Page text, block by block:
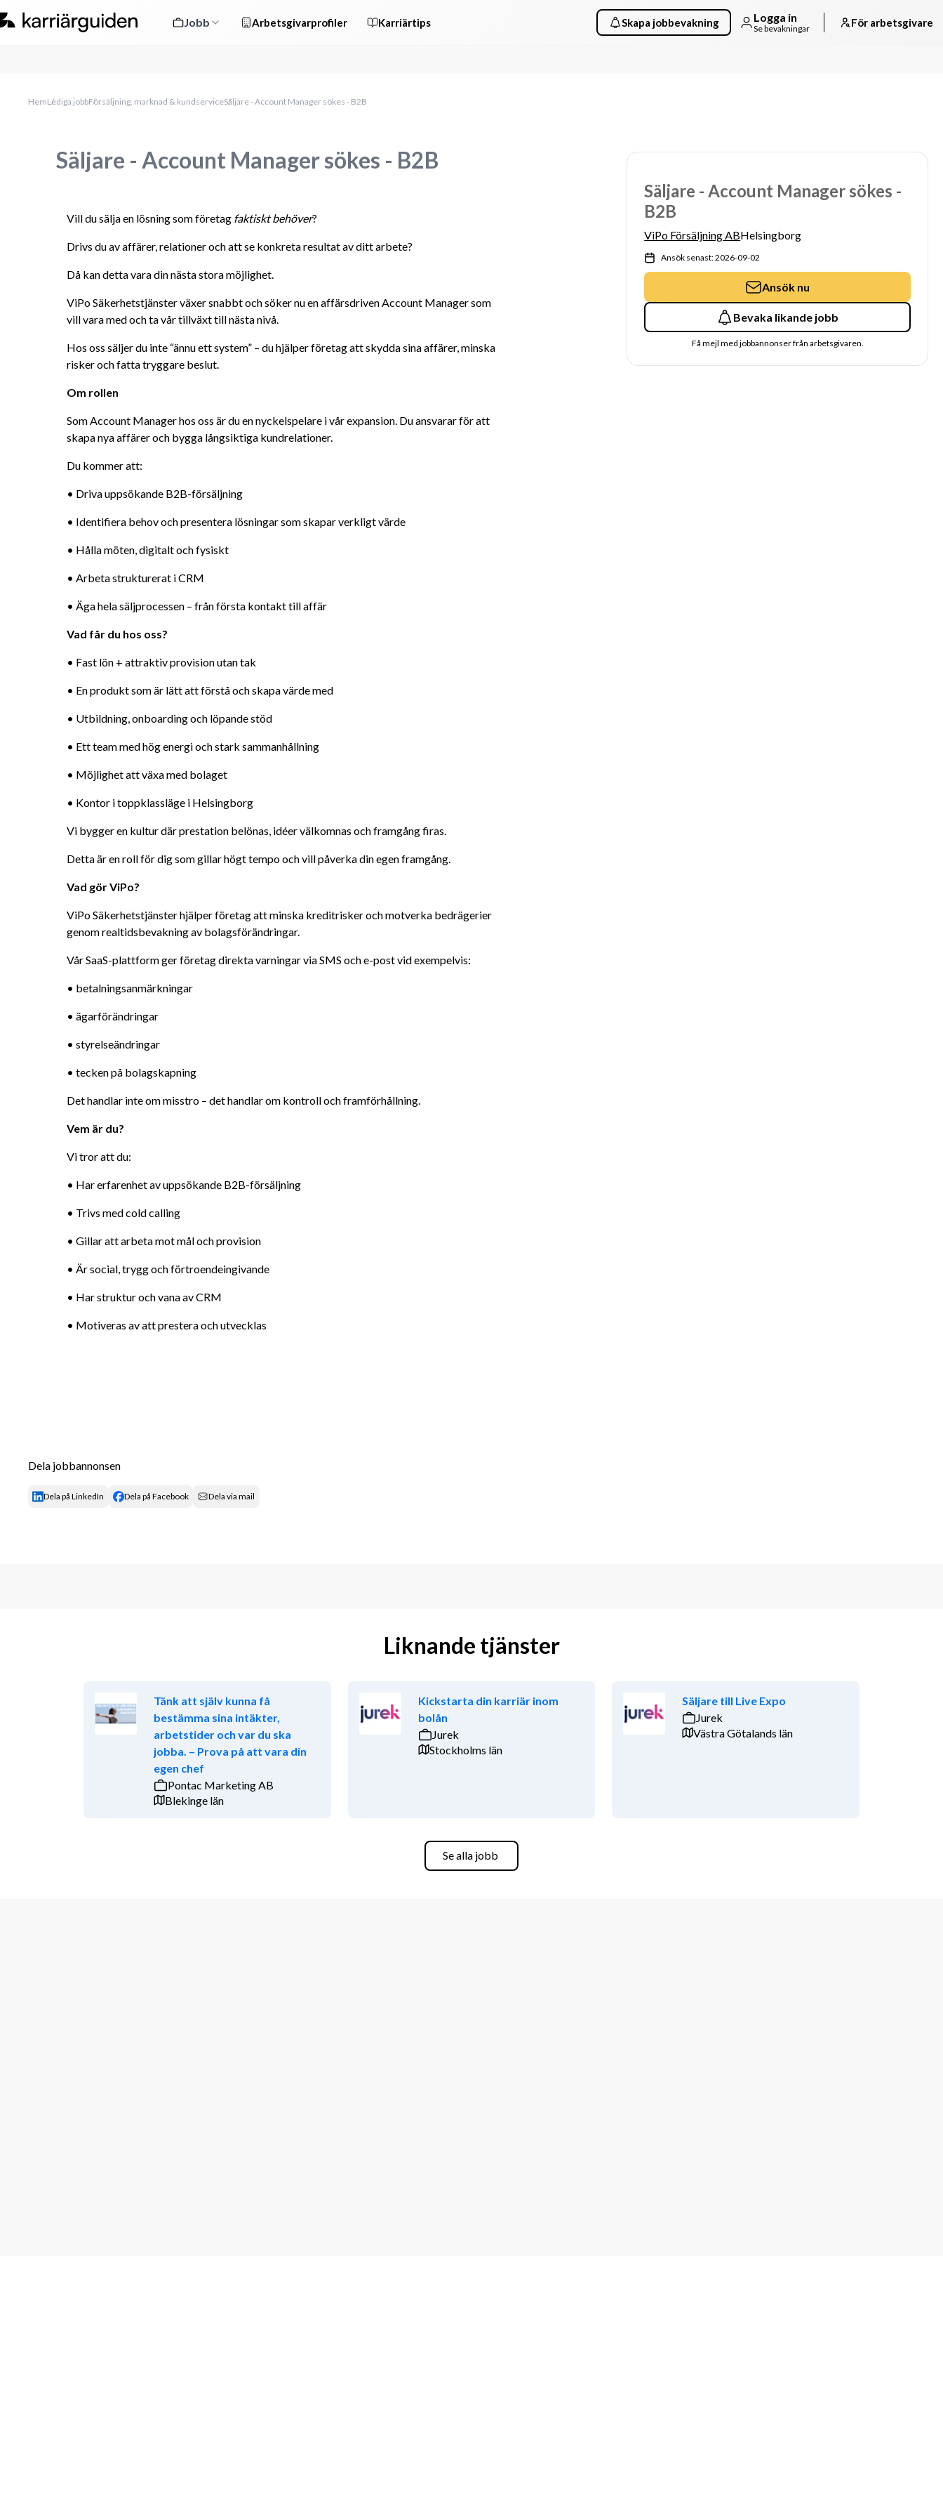
Jobb Arbetsgivarprofiler Karriärtips Skapa jobbevakning Logga in
Se bevakningar För arbetsgivare
HemLediga jobbFörsäljning, marknad & kundserviceSäljare - Account Manager sökes - B2B
Säljare - Account Manager sökes - B2B
Vill du sälja en lösning som företag faktiskt behöver?
Drivs du av affärer, relationer och att se konkreta resultat av ditt arbete?
Då kan detta vara din nästa stora möjlighet.
ViPo Säkerhetstjänster växer snabbt och söker nu en affärsdriven Account Manager som
vill vara med och ta vår tillväxt till nästa nivå.
Hos oss säljer du inte “ännu ett system” – du hjälper företag att skydda sina affärer, minska
risker och fatta tryggare beslut.
Om rollen
Som Account Manager hos oss är du en nyckelspelare i vår expansion. Du ansvarar för att
skapa nya affärer och bygga långsiktiga kundrelationer.
Du kommer att:
• Driva uppsökande B2B-försäljning
• Identifiera behov och presentera lösningar som skapar verkligt värde
• Hålla möten, digitalt och fysiskt
• Arbeta strukturerat i CRM
• Äga hela säljprocessen – från första kontakt till affär
Vad får du hos oss?
• Fast lön + attraktiv provision utan tak
• En produkt som är lätt att förstå och skapa värde med
• Utbildning, onboarding och löpande stöd
• Ett team med hög energi och stark sammanhållning
• Möjlighet att växa med bolaget
• Kontor i toppklassläge i Helsingborg
Vi bygger en kultur där prestation belönas, idéer välkomnas och framgång firas.
Detta är en roll för dig som gillar högt tempo och vill påverka din egen framgång.
Vad gör ViPo?
ViPo Säkerhetstjänster hjälper företag att minska kreditrisker och motverka bedrägerier
genom realtidsbevakning av bolagsförändringar.
Vår SaaS-plattform ger företag direkta varningar via SMS och e-post vid exempelvis:
• betalningsanmärkningar
• ägarförändringar
• styrelseändringar
• tecken på bolagskapning
Det handlar inte om misstro – det handlar om kontroll och framförhållning.
Vem är du?
Vi tror att du:
• Har erfarenhet av uppsökande B2B-försäljning
• Trivs med cold calling
• Gillar att arbeta mot mål och provision
• Är social, trygg och förtroendeingivande
• Har struktur och vana av CRM
• Motiveras av att prestera och utvecklas
Säljare - Account Manager sökes -
B2B
ViPo Försäljning ABHelsingborg
Ansök senast: 2026-09-02
Ansök nu
Bevaka likande jobb
Få mejl med jobbannonser från arbetsgivaren.
Dela jobbannonsen
Dela på LinkedIn Dela på Facebook Dela via mail
Liknande tjänster
Tänk att själv kunna få
bestämma sina intäkter,
arbetstider och var du ska
jobba. – Prova på att vara din
egen chef
Pontac Marketing AB
Blekinge län
Kickstarta din karriär inom
bolån
Jurek
Stockholms län
Säljare till Live Expo
Jurek
Västra Götalands län
Se alla jobb